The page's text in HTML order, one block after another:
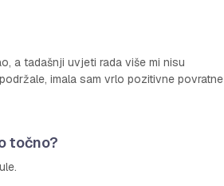
a tadašnji uvjeti rada više mi nisu
imala sam vrlo pozitivne povratne
točno?